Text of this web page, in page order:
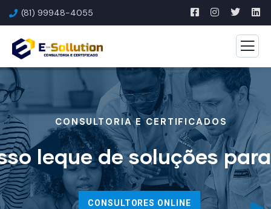
(81) 99948-4055
leque de soluções
CONSULTORES ONLINE
CONSULTORIA E CERTIFICADOS